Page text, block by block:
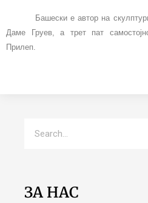
Башески е автор на
Даме Груев, а трет пат
Прилеп.
ЗА НАС